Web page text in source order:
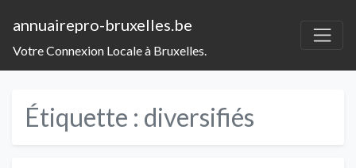
annuairepro-bruxelles.be
Votre Connexion Locale à Bruxelles.
Étiquette : diversifiés